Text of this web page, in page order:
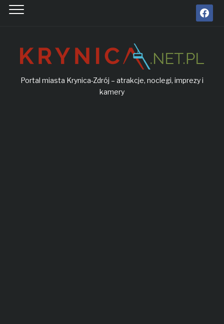
facebook
Portal miasta Krynica-Zdrój – atrakcje, noclegi, imprezy i
kamery